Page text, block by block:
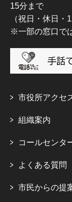
15分まで
（祝日・休日・
※一部の窓口で
市役所アクセ
組織案内
コールセンタ
よくある質問
市民からの提